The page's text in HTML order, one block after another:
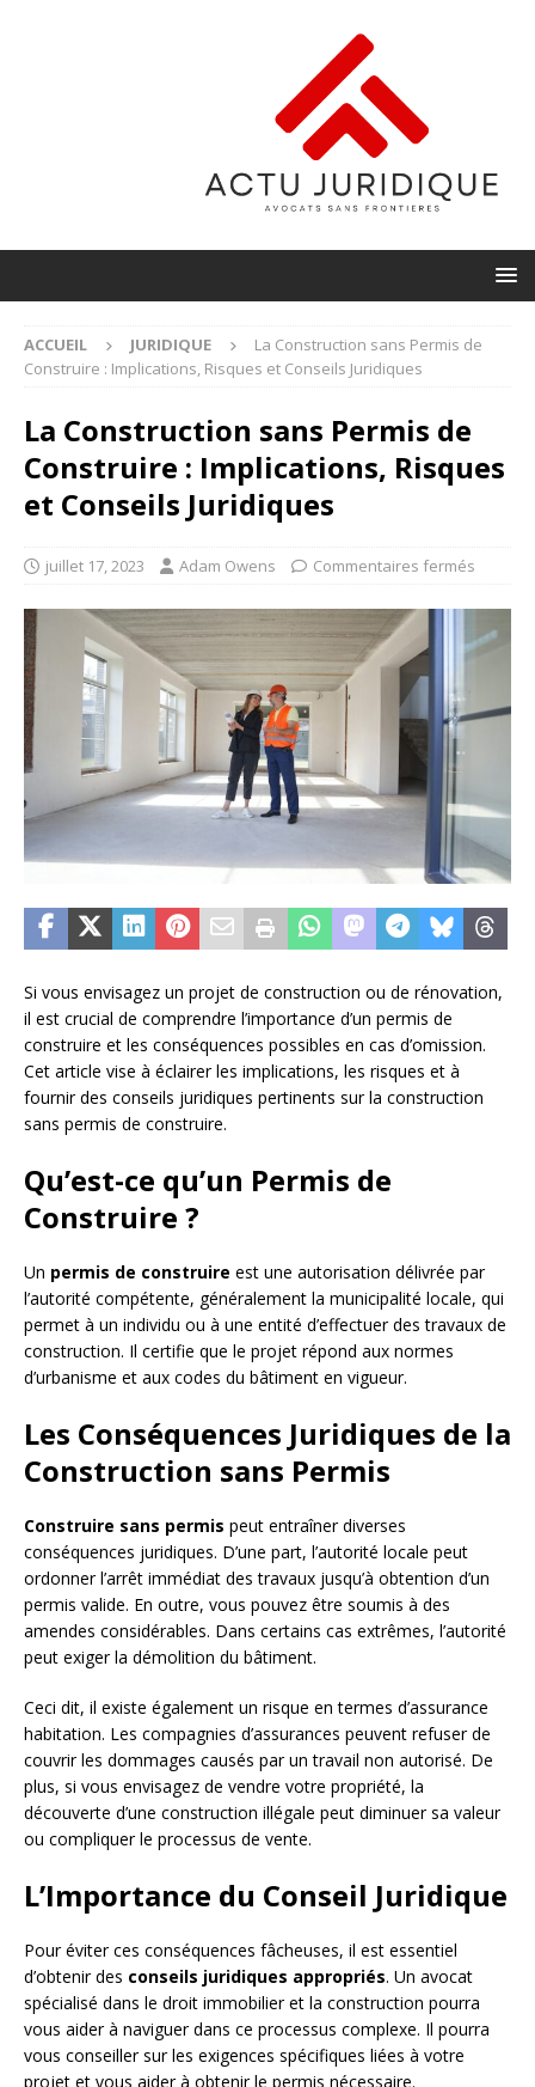
ACCUEIL JURIDIQUE
La Construction sans Permis de
Construire : Implications, Risques et Conseils Juridiques
La Construction sans Permis de
Construire : Implications, Risques
et Conseils Juridiques
juillet 17, 2023 Adam Owens Commentaires fermés
Si vous envisagez un projet de construction ou de rénovation,
il est crucial de comprendre l’importance d’un permis de
construire et les conséquences possibles en cas d’omission.
Cet article vise à éclairer les implications, les risques et à
fournir des conseils juridiques pertinents sur la construction
sans permis de construire.
Qu’est-ce qu’un Permis de
Construire ?
Un permis de construire est une autorisation délivrée par
l’autorité compétente, généralement la municipalité locale, qui
permet à un individu ou à une entité d’effectuer des travaux de
construction. Il certifie que le projet répond aux normes
d’urbanisme et aux codes du bâtiment en vigueur.
Les Conséquences Juridiques de la
Construction sans Permis
Construire sans permis peut entraîner diverses
conséquences juridiques. D’une part, l’autorité locale peut
ordonner l’arrêt immédiat des travaux jusqu’à obtention d’un
permis valide. En outre, vous pouvez être soumis à des
amendes considérables. Dans certains cas extrêmes, l’autorité
peut exiger la démolition du bâtiment.
Ceci dit, il existe également un risque en termes d’assurance
habitation. Les compagnies d’assurances peuvent refuser de
couvrir les dommages causés par un travail non autorisé. De
plus, si vous envisagez de vendre votre propriété, la
découverte d’une construction illégale peut diminuer sa valeur
ou compliquer le processus de vente.
L’Importance du Conseil Juridique
Pour éviter ces conséquences fâcheuses, il est essentiel
d’obtenir des conseils juridiques appropriés. Un avocat
spécialisé dans le droit immobilier et la construction pourra
vous aider à naviguer dans ce processus complexe. Il pourra
vous conseiller sur les exigences spécifiques liées à votre
projet et vous aider à obtenir le permis nécessaire.